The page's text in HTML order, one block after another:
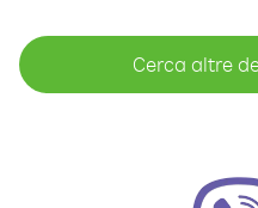
Cerca altre